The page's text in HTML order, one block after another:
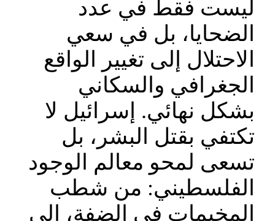
ليست فقط في عدد
الضحايا، بل في سعي
الاحتلال إلى تغيير الواقع
الجغرافي والسكاني
بشكل نهائي. إسرائيل لا
تكتفي بقتل البشر، بل
تسعى لمحو معالم الوجود
الفلسطيني: من شطب
المخيمات في الضفة، إلى